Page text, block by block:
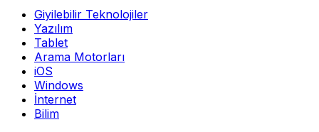
Giyilebilir Teknolojiler
Yazılım
Tablet
Arama Motorları
iOS
Windows
İnternet
Bilim